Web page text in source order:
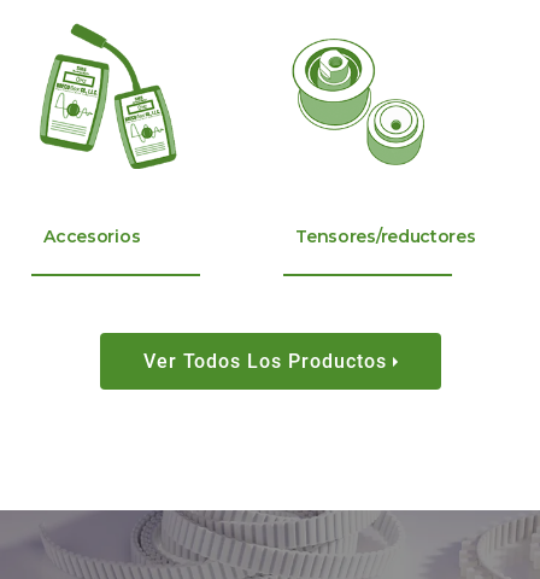
Accesorios Tensores/reductores
Ver Todos Los Productos